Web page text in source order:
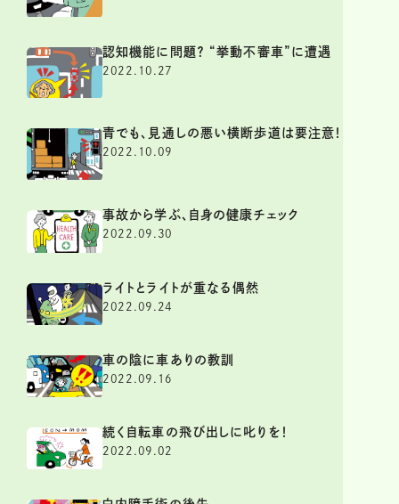
認知機能に問題？ “挙動不審車”に遭遇
2022.10.27
青でも、見通しの悪い横断歩道は要注意！
2022.10.09
事故から学ぶ、自身の健康チェック
2022.09.30
ライトとライトが重なる偶然
2022.09.24
車の陰に車ありの教訓
2022.09.16
続く自転車の飛び出しに叱りを！
2022.09.02